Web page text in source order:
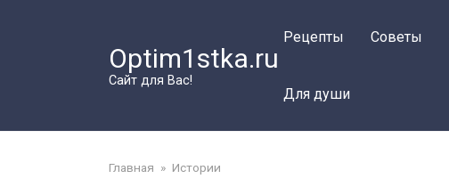
Optim1stka.ru
Сайт для Вас!
Рецепты Советы
Для души
Главная » Истории